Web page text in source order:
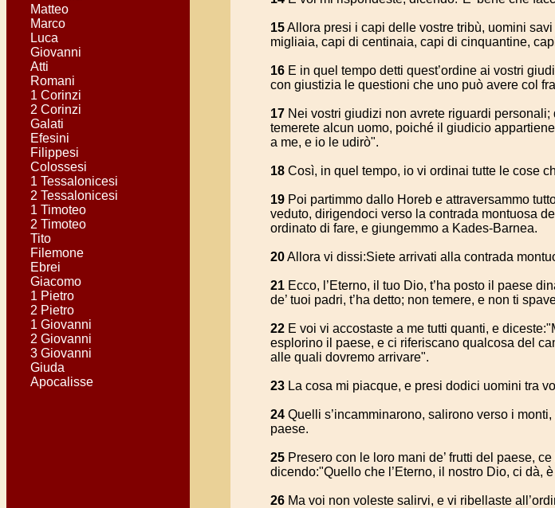
Matteo
Marco
Luca
Giovanni
Atti
Romani
1 Corinzi
2 Corinzi
Galati
Efesini
Filippesi
Colossesi
1 Tessalonicesi
2 Tessalonicesi
1 Timoteo
2 Timoteo
Tito
Filemone
Ebrei
Giacomo
1 Pietro
2 Pietro
1 Giovanni
2 Giovanni
3 Giovanni
Giuda
Apocalisse
15Allora presi i capi delle vostre tribù, uomini
migliaia, capi di centinaia, capi di cinquantine,
16 E in quel tempo detti quest’ordine ai vostri
con giustizia le questioni che uno può avere col
17 Nei vostri giudizi non avrete riguardi
temerete alcun uomo, poiché il giudicio
a me, e io le udirò".
18 Così, in quel tempo, io vi ordinai tutte le cose
19 Poi partimmo dallo Horeb e attraversammo
veduto, dirigendoci verso la contrada montuosa
ordinato di fare, e giungemmo a Kades-Barnea.
20Allora vi dissi:Siete arrivati alla contrada
21 Ecco, l’Eterno, il tuo Dio, t’ha posto il paese
de’ tuoi padri, t’ha detto; non temere, e non ti
22 E voi vi accostaste a me tutti quanti, e
esplorino il paese, e ci riferiscano qualcosa del
alle quali dovremo arrivare".
23 La cosa mi piacque, e presi dodici uomini tra
24 Quelli s’incamminarono, salirono verso i
paese.
25 Presero con le loro mani de’ frutti del paese,
dicendo:"Quello che l’Eterno, il nostro Dio, ci dà,
26 Ma voi non voleste salirvi, e vi ribellaste